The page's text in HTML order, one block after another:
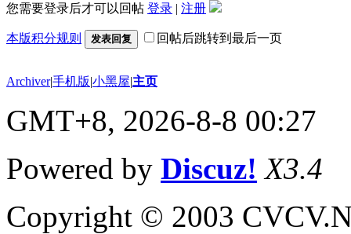
您需要登录后才可以回帖 登录 | 注册
本版积分规则 发表回复 回帖后跳转到最后一页
Archiver|手机版|小黑屋|主页
GMT+8, 2026-8-8 00:27
Powered by Discuz! X3.4
Copyright © 2003